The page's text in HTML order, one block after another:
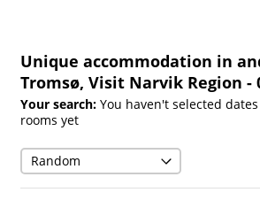
Unique accommodation in
Tromsø, Visit Narvik Region -
Your search: You haven't selected
rooms yet